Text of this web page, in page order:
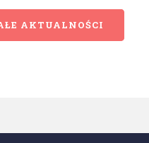
AKTUALNOŚCI